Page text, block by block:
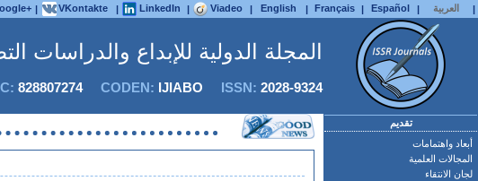
| VKontakte | LinkedIn | Viadeo | English | Français | Español | العربية |
المجلة الدولية للإبداع والدراسات
828807274CODEN: IJIABO ISSN: 2028-9324
تقديم
أبعاد واهتمامات
المجالات العلمية
لجان الانتقاء